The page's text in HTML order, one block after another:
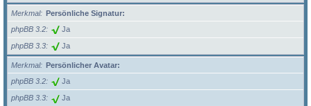
Merkmal
Persönliche Signatur:
phpBB 3.2
Ja
phpBB 3.3 Ja
Merkmal
Persönlicher Avatar:
phpBB 3.2
Ja
phpBB 3.3 Ja